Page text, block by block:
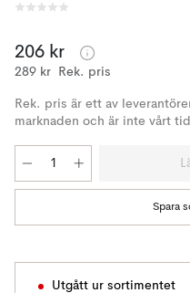
206 kr
289 kr Rek. pris
Rek. pris är ett av
marknaden och är inte vårt
Spara
Utgått ur sortimentet